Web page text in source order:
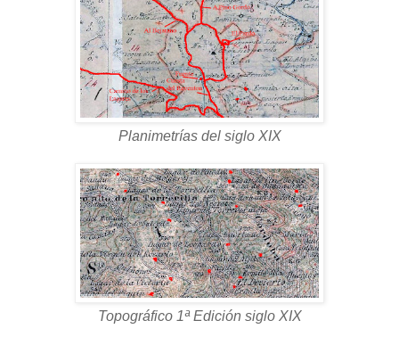
Planimetrías del siglo XIX
Topográfico 1ª Edición siglo XIX